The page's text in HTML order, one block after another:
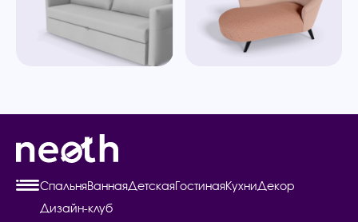
СпальняВаннаяДетскаяГостинаяКухниДекор
Дизайн-клуб